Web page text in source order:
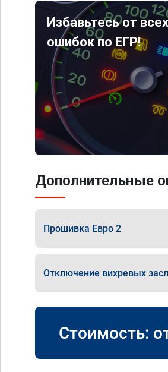
Избавьтесь от
ошибок по ЕГР!
Дополнительные
Прошивка Евро 2
Отключение вихревых
Стоимость: